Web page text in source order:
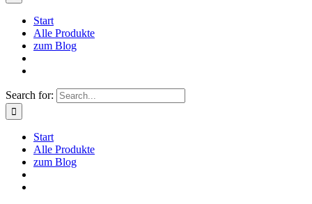
Start
Alle Produkte
zum Blog
Search for:
Start
Alle Produkte
zum Blog